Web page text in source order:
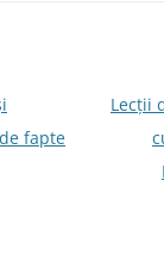
fapte
Lecții